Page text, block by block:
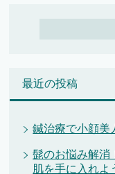
最近の投稿
鍼治療で小顔美
髭のお悩み解消
肌を手に入れよ